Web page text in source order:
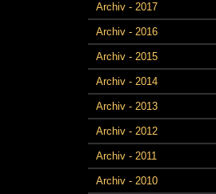
Archiv - 2017
Archiv - 2016
Archiv - 2015
Archiv - 2014
Archiv - 2013
Archiv - 2012
Archiv - 2011
Archiv - 2010